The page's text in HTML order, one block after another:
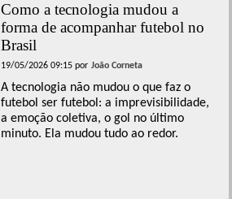
Como a tecnologia mudou a
forma de acompanhar futebol no
Brasil
19/05/2026 09:15 por João Corneta
A tecnologia não mudou o que faz o
futebol ser futebol: a imprevisibilidade,
a emoção coletiva, o gol no último
minuto. Ela mudou tudo ao redor.